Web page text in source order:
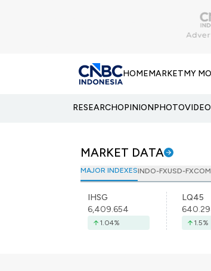
HOMEMARKETMY
RESEARCHOPINIONPHOTOVIDEO
MARKET DATA
MAJOR INDEXESINDO-FXUSD-FX
IHSG
6,409.654
1.04%
LQ45
1.5%